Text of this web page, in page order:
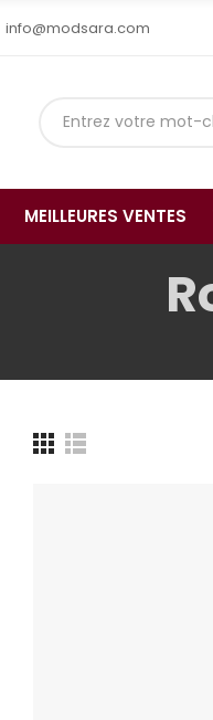
info@modsara.com
MEILLEURES VENTES